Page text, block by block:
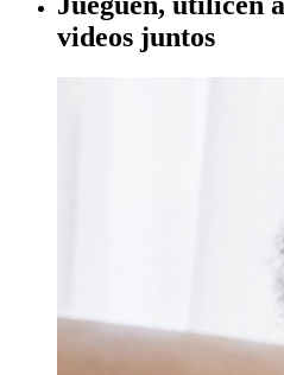
videos juntos